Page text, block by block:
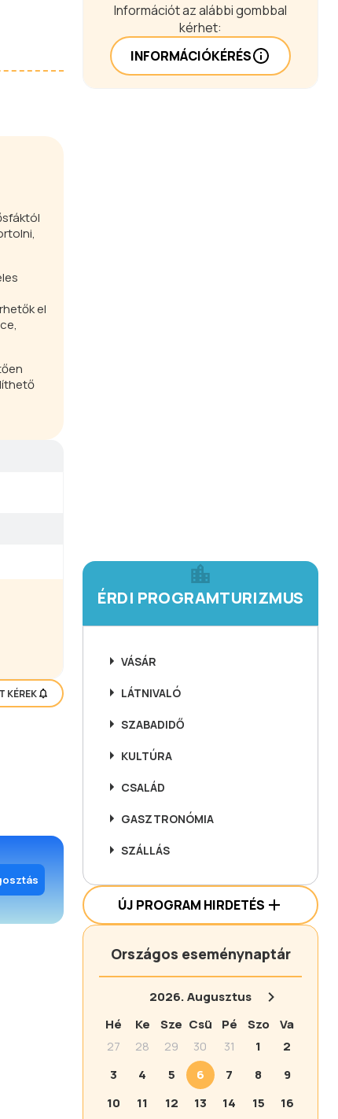
el
KÉREK
Információt az alábbi gombbal
kérhet:
INFORMÁCIÓKÉRÉS
ÉRDI PROGRAMTURIZMUS
VÁSÁR
LÁTNIVALÓ
SZABADIDŐ
KULTÚRA
CSALÁD
GASZTRONÓMIA
SZÁLLÁS
ÚJ PROGRAM HIRDETÉS
Országos eseménynaptár
2026.Augusztus
Hé
Ke Sze Csü Pé Szo
Va
27
28 29 30 31 1
2
3
4 5 6 7 8
9
10
11 12 13 14 15
16